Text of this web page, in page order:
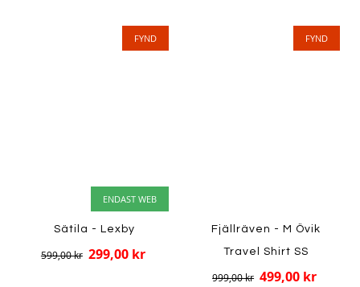
FYND
ENDAST WEB
Sätila - Lexby
599,00 kr 299,00 kr
FYND
Fjällräven - M Övik
Travel Shirt SS
999,00 kr 499,00 kr